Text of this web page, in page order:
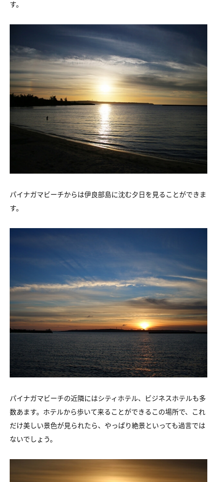
す。
パイナガマビーチからは伊良部島に沈む夕日を見ることができま
す。
パイナガマビーチの近隣にはシティホテル、ビジネスホテルも多
数あます。ホテルから歩いて来ることができるこの場所で、これ
だけ美しい景色が見られたら、やっぱり絶景といっても過言では
ないでしょう。